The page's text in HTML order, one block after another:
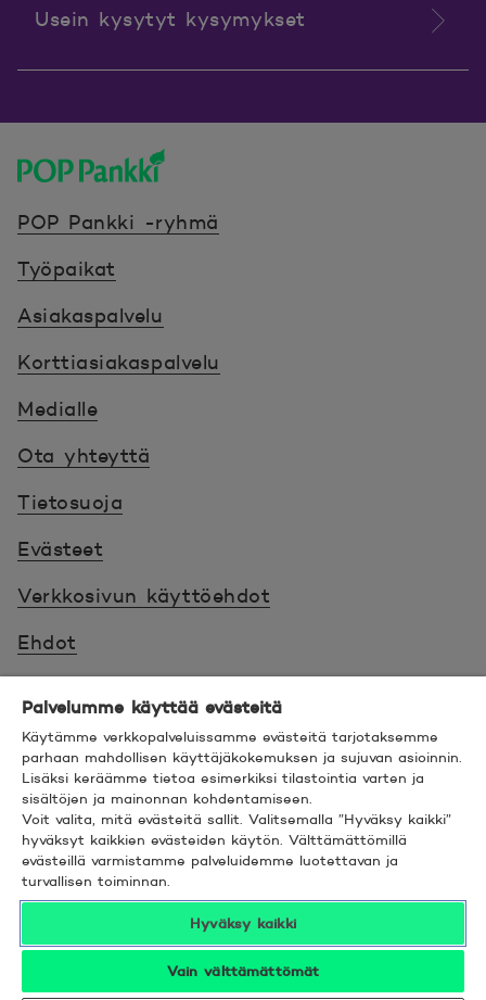
Usein kysytyt kysymykset
POP Pankki -ryhmä
Työpaikat
Asiakaspalvelu
Korttiasiakaspalvelu
Medialle
Ota yhteyttä
Tietosuoja
Evästeet
Verkkosivun käyttöehdot
Ehdot
Saavutettavuus
Hyödyllistä tietää
© 2026 POP Pankki,Hevosenkenkä 3, 02600
ESPOO
Palvelumme käyttää evästeitä
Käytämme verkkopalveluissamme evästeitä tarjotaksemme
parhaan mahdollisen käyttäjäkokemuksen ja sujuvan asioinnin.
Lisäksi keräämme tietoa esimerkiksi tilastointia varten ja
sisältöjen ja mainonnan kohdentamiseen.
Voit valita, mitä evästeitä sallit. Valitsemalla ”Hyväksy kaikki”
hyväksyt kaikkien evästeiden käytön. Välttämättömillä
evästeillä varmistamme palveluidemme luotettavan ja
turvallisen toiminnan.
Hyväksy kaikki
Vain välttämättömät